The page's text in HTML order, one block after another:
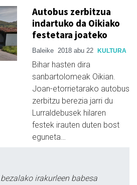
Autobus zerbitzua
indartuko da Oikiako
festetara joateko
Baleike 2018 abu 22 KULTURA
Bihar hasten dira
sanbartolomeak Oikian.
Joan-etorrietarako autobus
zerbitzu berezia jarri du
Lurraldebusek hilaren
festek irauten duten bost
eguneta…
irakurleen babesa